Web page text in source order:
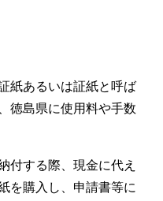
紙あるいは証紙と呼ば
徳島県に使用料や手数
付する際、現金に代え
を購入し、申請書等に